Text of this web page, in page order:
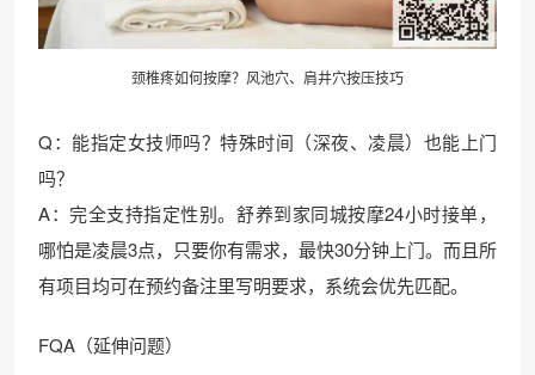
颈椎疼如何按摩？风池穴、肩井穴按压技巧
Q：能指定女技师吗？特殊时间（深夜、凌晨）也能上门
吗？
A：完全支持指定性别。舒养到家同城按摩24小时接单，
哪怕是凌晨3点，只要你有需求，最快30分钟上门。而且所
有项目均可在预约备注里写明要求，系统会优先匹配。
FQA（延伸问题）